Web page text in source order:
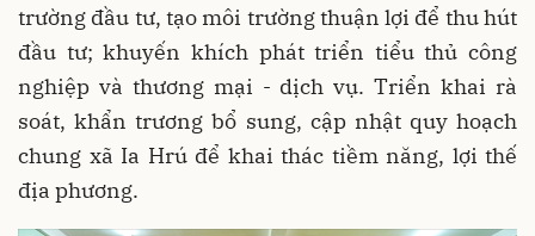
trường đầu tư, tạo môi trường thuận lợi để thu hút
đầu tư; khuyến khích phát triển tiểu thủ công
nghiệp và thương mại - dịch vụ. Triển khai rà
soát, khẩn trương bổ sung, cập nhật quy hoạch
chung xã Ia Hrú để khai thác tiềm năng, lợi thế
địa phương.